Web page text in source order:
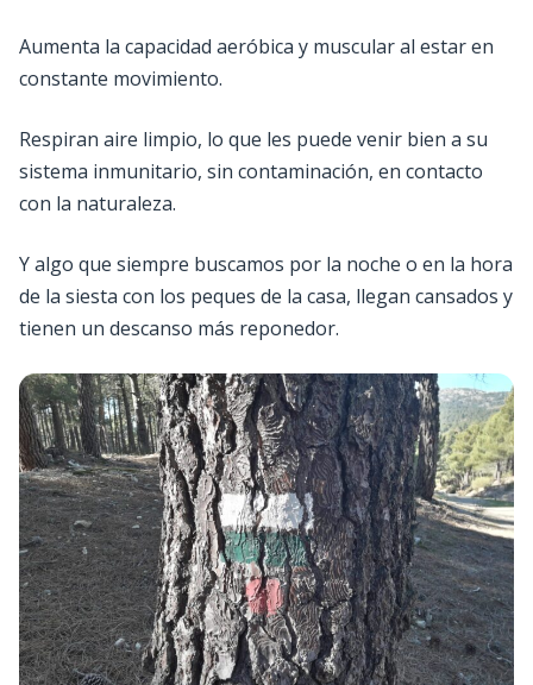
Aumenta la capacidad aeróbica y muscular al estar en
constante movimiento.
Respiran aire limpio, lo que les puede venir bien a su
sistema inmunitario, sin contaminación, en contacto
con la naturaleza.
Y algo que siempre buscamos por la noche o en la hora
de la siesta con los peques de la casa, llegan cansados y
tienen un descanso más reponedor.